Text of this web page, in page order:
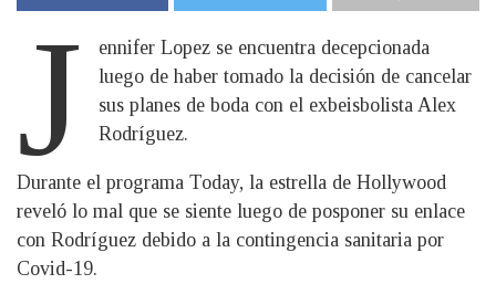
J
ennifer Lopez se encuentra decepcionada
luego de haber tomado la decisión de cancelar
sus planes de boda con el exbeisbolista Alex
Rodríguez.
Durante el programa Today, la estrella de Hollywood
reveló lo mal que se siente luego de posponer su enlace
con Rodríguez debido a la contingencia sanitaria por
Covid-19.